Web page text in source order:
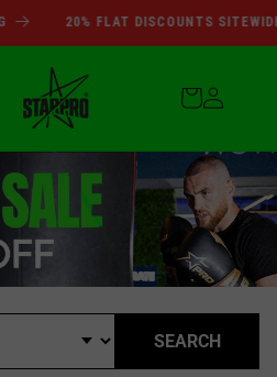
20% FLAT DISCOUNTS SITEWIDE
SUMMER SALE DEALS ARE
تسجيل
الدخول
التسوق
SEARCH